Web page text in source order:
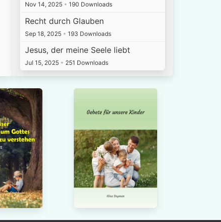
Nov 14, 2025 • 190 Downloads
Recht durch Glauben
Sep 18, 2025 • 193 Downloads
Jesus, der meine Seele liebt
Jul 15, 2025 • 251 Downloads